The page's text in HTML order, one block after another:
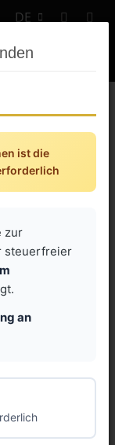
DE
ist die
zur
steuerfreier
an